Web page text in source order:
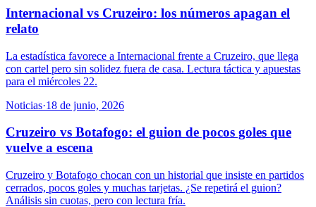
Internacional vs Cruzeiro: los números apagan el
relato
La estadística favorece a Internacional frente a Cruzeiro, que llega
con cartel pero sin solidez fuera de casa. Lectura táctica y apuestas
para el miércoles 22.
Noticias·18 de junio, 2026
Cruzeiro vs Botafogo: el guion de pocos goles que
vuelve a escena
Cruzeiro y Botafogo chocan con un historial que insiste en partidos
cerrados, pocos goles y muchas tarjetas. ¿Se repetirá el guion?
Análisis sin cuotas, pero con lectura fría.